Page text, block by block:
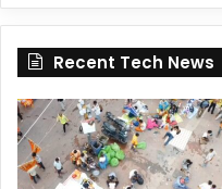
Recent Tech News